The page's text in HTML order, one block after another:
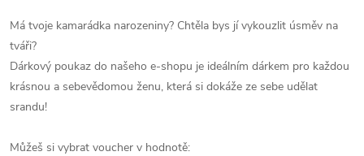
Má tvoje kamarádka narozeniny? Chtěla bys jí vykouzlit úsměv na
tváři?
Dárkový poukaz do našeho e-shopu je ideálním dárkem pro každou
krásnou a sebevědomou ženu, která si dokáže ze sebe udělat
srandu!
Můžeš si vybrat voucher v hodnotě: